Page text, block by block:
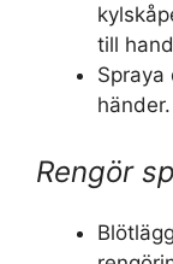
till
Spraya
händer.
Rengör